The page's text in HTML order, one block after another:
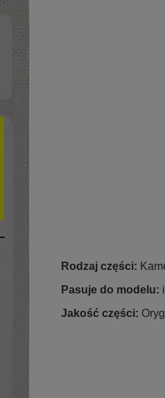
Rodzaj części:
Pasuje do modelu:
Jakość części: